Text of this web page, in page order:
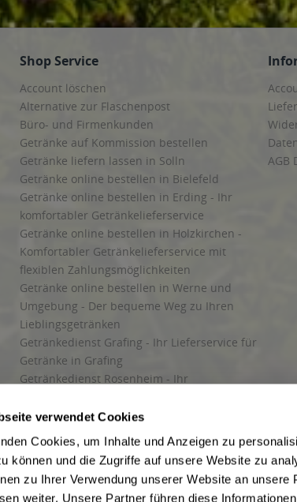
verwendet Cookies
Cookies, um Inhalte und Anzeigen zu
können und die Zugriffe auf unsere Website zu
zu Ihrer Verwendung unserer Website an unsere
weiter. Unsere Partner führen diese
Shop Service
Account löschen
Alternative zur Flaschenpost
Büro- und Firmenkunden
Getränke auf Kommission bestellen
Getränke liefern lassen in Solln
Getränke online bestellen in Bielefeld
Getränke online bestellen in Erding - Ihr
komfortabler Getränkelieferservice
Getränke online bestellen in Holzkirchen -
Komfortabler Getränkelieferservice mit
flexiblen Zahlungsmöglichkeiten
Getränke online bestellen in Werne und
Umgebung - Der bequeme Weg zu Ihren
Lieblingsgetränken
Getränkedienst Grafing - Ihr Lieferservice für
Getränke in Grafing
Getränkedienst Rosenheim - Ihr
und Umgebung
Liefergebiet
Lieferservice für Getränke
Wir liefern Getränke
AGB